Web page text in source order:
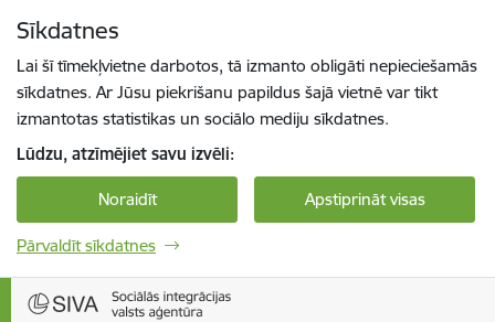
Sīkdatnes
Lai šī tīmekļvietne darbotos, tā izmanto obligāti nepieciešamās
sīkdatnes. Ar Jūsu piekrišanu papildus šajā vietnē var tikt
izmantotas statistikas un sociālo mediju sīkdatnes.
Lūdzu, atzīmējiet savu izvēli:
Noraidīt Apstiprināt visas
Pārvaldīt sīkdatnes